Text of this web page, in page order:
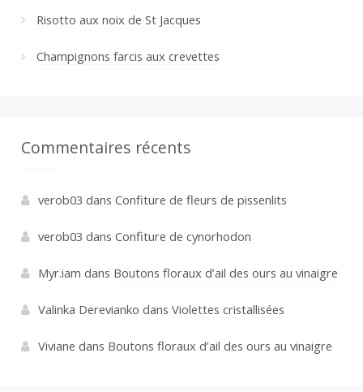
Risotto aux noix de St Jacques
Champignons farcis aux crevettes
Commentaires récents
verob03 dans Confiture de fleurs de pissenlits
verob03 dans Confiture de cynorhodon
Myr.iam dans Boutons floraux d’ail des ours au vinaigre
Valinka Derevianko dans Violettes cristallisées
Viviane dans Boutons floraux d’ail des ours au vinaigre